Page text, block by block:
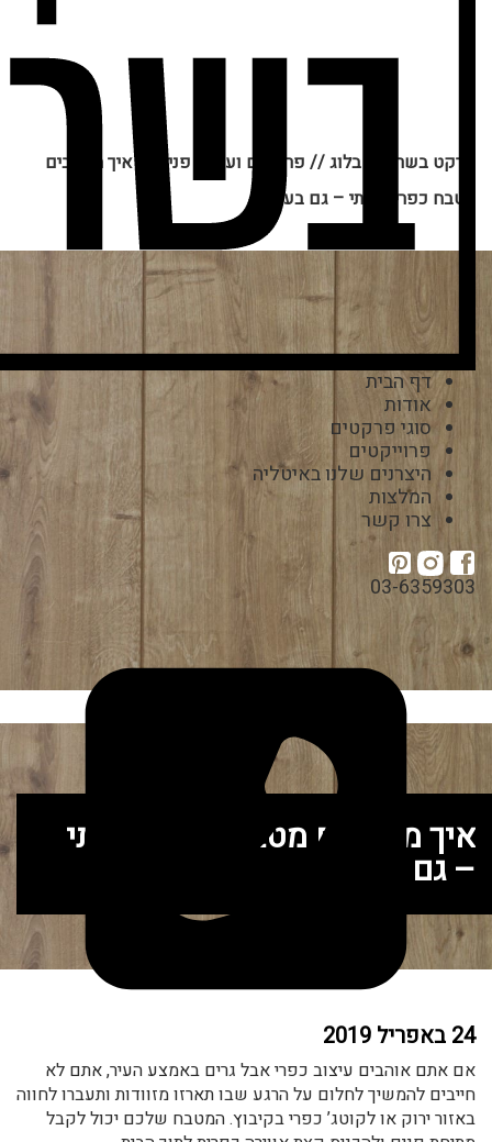
דף הבית
אודות
סוגי פרקטים
פרוייקטים
היצרנים שלנו באיטליה
המלצות
צרו קשר
03-6359303
פרקט בשרון בלוג// פרקטים ועיצוב פנים //איך מעצבים
מטבח כפרי אמיתי – גם בעיר?
איך מעצבים מטבח כפרי אמיתי
– גם בעיר?
24 באפריל 2019
אם אתם אוהבים עיצוב כפרי אבל גרים באמצע העיר, אתם לא
חייבים להמשיך לחלום על הרגע שבו תארזו מזוודות ותעברו לחווה
באזור ירוק או לקוטג’ כפרי בקיבוץ. המטבח שלכם יכול לקבל